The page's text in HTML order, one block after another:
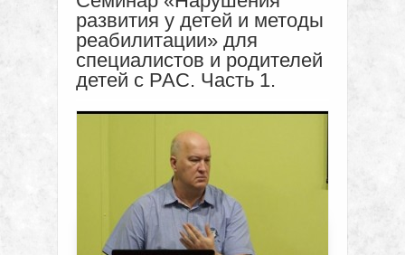
развития у детей и методы
реабилитации» для
специалистов и родителей
детей с РАС. Часть 1.